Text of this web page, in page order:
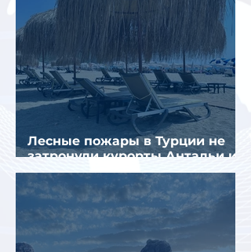
Лесные пожары в Турции не
затронули курорты Антальи и
Муглы